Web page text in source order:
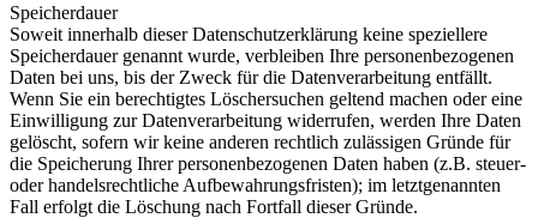
Speicherdauer
Soweit innerhalb dieser Datenschutzerklärung keine speziellere
Speicherdauer genannt wurde, verbleiben Ihre personenbezogenen
Daten bei uns, bis der Zweck für die Datenverarbeitung entfällt.
Wenn Sie ein berechtigtes Löschersuchen geltend machen oder eine
Einwilligung zur Datenverarbeitung widerrufen, werden Ihre Daten
gelöscht, sofern wir keine anderen rechtlich zulässigen Gründe für
die Speicherung Ihrer personenbezogenen Daten haben (z.B. steuer-
oder handelsrechtliche Aufbewahrungsfristen); im letztgenannten
Fall erfolgt die Löschung nach Fortfall dieser Gründe.